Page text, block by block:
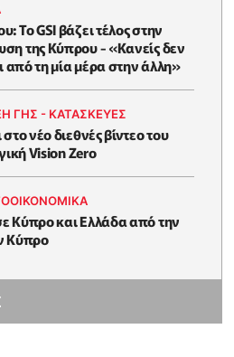
Το GSI βάζει τέλος στην
της Κύπρου - «Κανείς δεν
από τη μία μέρα στην άλλη»
ΓΗΣ - ΚΑΤΑΣΚΕΥΕΣ
νέο διεθνές βίντεο του
Vision Zero
Κύπρο και Ελλάδα από την
Κύπρο